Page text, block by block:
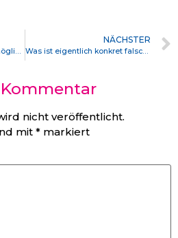
Marcel Fratzscher, die Unmöglichkeit der öffentlichen Debatte und das Vertrauen in den Staat
NÄCHSTER
Was ist eigentlich konkret falsch an dem Geblubbere von Sarrazin, Maaßen, Chupralla, Weidel etc..
nicht veröffentlicht.
mit * markiert